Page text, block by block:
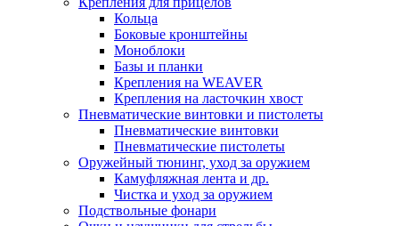
Кольца
Боковые кронштейны
Моноблоки
Базы и планки
Крепления на WEAVER
Крепления на ласточкин хвост
Пневматические винтовки и пистолеты
Пневматические винтовки
Пневматические пистолеты
Оружейный тюнинг, уход за оружием
Камуфляжная лента и др.
Чистка и уход за оружием
Подствольные фонари